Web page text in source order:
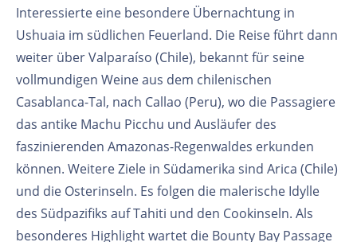
Interessierte eine besondere Übernachtung in
Ushuaia im südlichen Feuerland. Die Reise führt dann
weiter über Valparaíso (Chile), bekannt für seine
vollmundigen Weine aus dem chilenischen
Casablanca-Tal, nach Callao (Peru), wo die Passagiere
das antike Machu Picchu und Ausläufer des
faszinierenden Amazonas-Regenwaldes erkunden
können. Weitere Ziele in Südamerika sind Arica (Chile)
und die Osterinseln. Es folgen die malerische Idylle
des Südpazifiks auf Tahiti und den Cookinseln. Als
besonderes Highlight wartet die Bounty Bay Passage